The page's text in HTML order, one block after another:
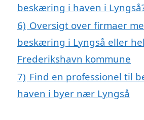
beskæring i haven i
6) Oversigt over firmaer
beskæring i Lyngså eller
Frederikshavn kommune
7) Find en professionel til
haven i byer nær Lyngså